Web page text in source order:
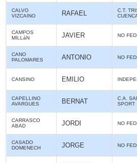
CALVO
VIZCAINO
RAFAEL
C.T.
CAMPOS
MILLáN
JAVIER NO
CANO
PALOMARES
ANTONIO NO
CANSINO EMILIO
CAPELLINO
AVARGUES
BERNAT
C.A.
SPORT
CARRASCO
ABAD
JORDI NO
CASADO
DOMENECH
JORGE NO